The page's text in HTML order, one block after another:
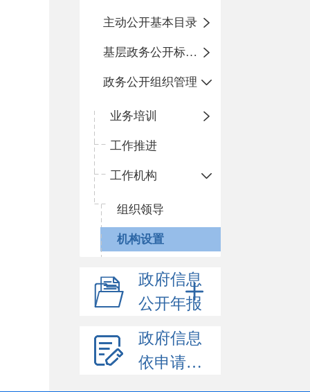
主动公开基本目录
基层政务公开标准化规范化
政务公开组织管理
业务培训
工作推进
工作机构
组织领导
机构设置
政府信息
公开年报
政府信息
依申请公开